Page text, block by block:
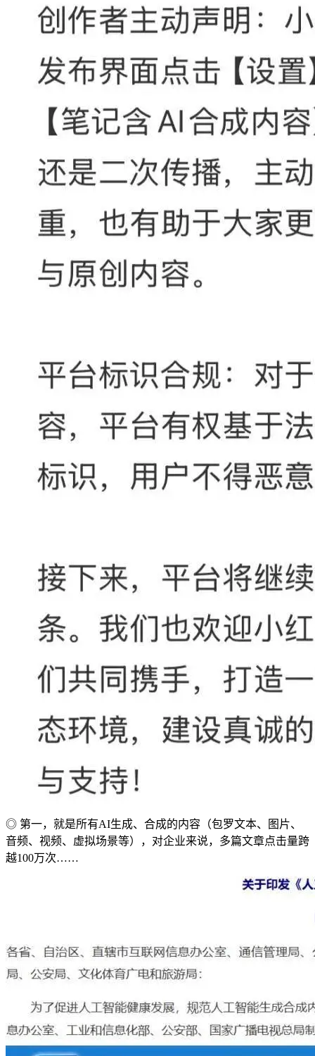
◎ 第一，就是所有AI生成、合成的内容（包罗文本、图片、
音频、视频、虚拟场景等），对企业来说，多篇文章点击量跨
越100万次……